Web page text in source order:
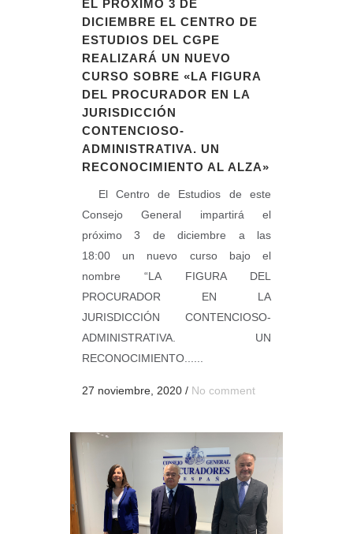
EL PRÓXIMO 3 DE
DICIEMBRE EL CENTRO DE
ESTUDIOS DEL CGPE
REALIZARÁ UN NUEVO
CURSO SOBRE «LA FIGURA
DEL PROCURADOR EN LA
JURISDICCIÓN
CONTENCIOSO-
ADMINISTRATIVA. UN
RECONOCIMIENTO AL ALZA»
El Centro de Estudios de este
Consejo General impartirá el
próximo 3 de diciembre a las
18:00 un nuevo curso bajo el
nombre “LA FIGURA DEL
PROCURADOR EN LA
JURISDICCIÓN CONTENCIOSO-
ADMINISTRATIVA. UN
RECONOCIMIENTO......
27 noviembre, 2020 / No comment